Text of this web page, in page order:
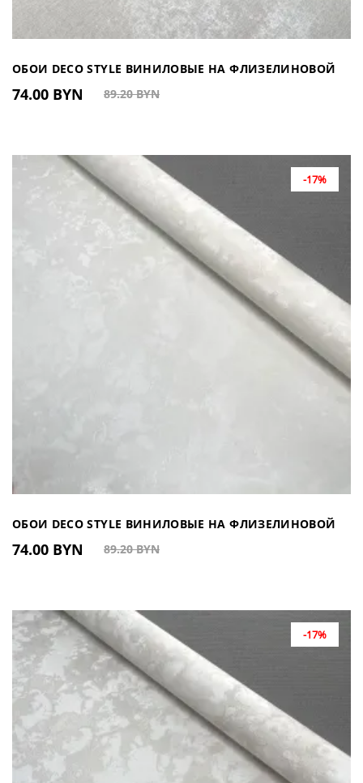
ОБОИ DECO STYLE ВИНИЛОВЫЕ НА ФЛИЗЕЛИНОВОЙ
ОСНОВЕ DJ601911 (КИТАЙ)
74.00 BYN 89.20 BYN
-17%
ОБОИ DECO STYLE ВИНИЛОВЫЕ НА ФЛИЗЕЛИНОВОЙ
ОСНОВЕ DJ604201 (КИТАЙ)
74.00 BYN 89.20 BYN
-17%